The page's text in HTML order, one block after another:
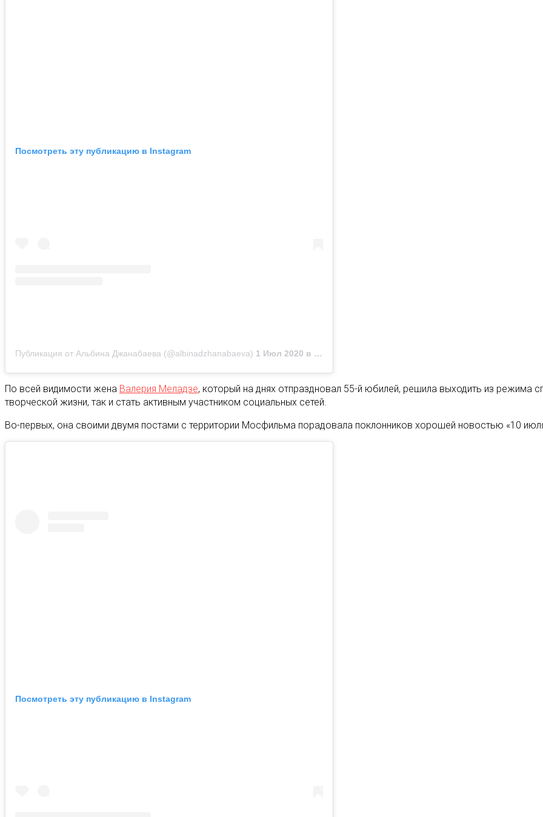
Посмотреть эту публикацию в Instagram
Публикация от Альбина Джанабаева (@albinadzhanabaeva) 1 Июл 2020 в 3:57 PDT
По всей видимости жена Валерия Меладзе, который на днях отпраздновал 55-й юбилей, решила выходить из режима
творческой жизни, так и стать активным участником социальных сетей.
Во-первых, она своими двумя постами с территории Мосфильма порадовала поклонников хорошей новостью «10
Посмотреть эту публикацию в Instagram